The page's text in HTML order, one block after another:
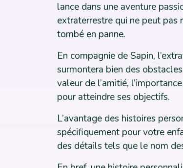
lance dans une aventure
extraterrestre qui ne peut pas
tombé en panne.
En compagnie de Sapin,
surmontera bien des
valeur de l’amitié,
pour atteindre ses objectifs.
L’avantage des histoires
spécifiquement pour votre
des détails tels que le nom